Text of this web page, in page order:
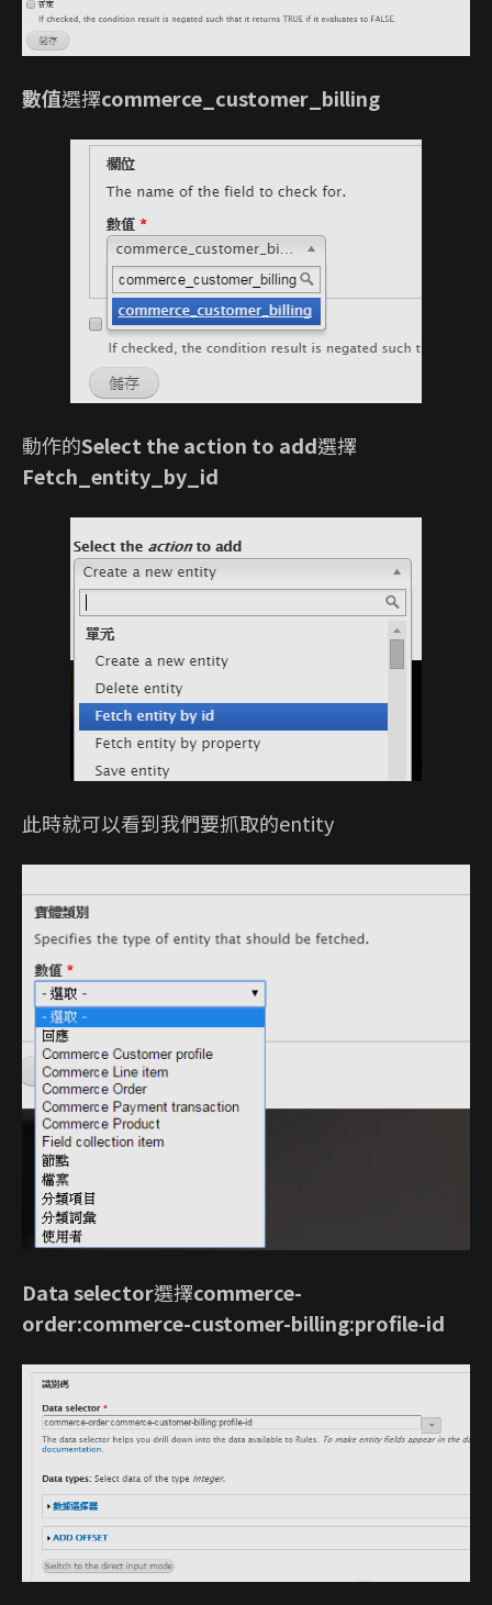
數值選擇commerce_customer_billing
動作的Select the action to add選擇
Fetch_entity_by_id
此時就可以看到我們要抓取的entity
Data selector選擇commerce-
order:commerce-customer-billing:profile-id